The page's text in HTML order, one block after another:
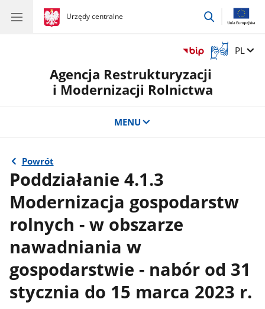
gov.pl
Urzędy centralne
gov.pl
Urzędy
przejdź
Otwórz
okno
z
tłumaczem
Zmień
PL
Agencja Restrukturyzacji
i Modernizacji Rolnictwa
MENU
Powrót
Poddziałanie 4.1.3
Modernizacja gospodarstw
rolnych - w obszarze
nawadniania w
gospodarstwie - nabór od 31
stycznia do 15 marca 2023 r.